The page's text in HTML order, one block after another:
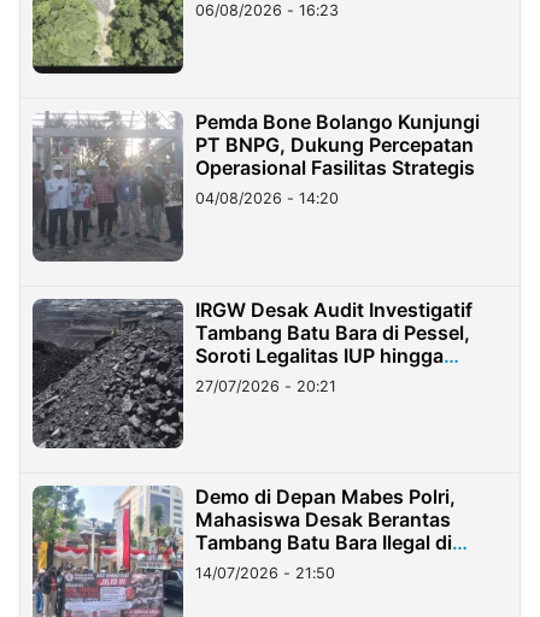
06/08/2026 - 16:23
Pemda Bone Bolango Kunjungi
PT BNPG, Dukung Percepatan
Operasional Fasilitas Strategis
04/08/2026 - 14:20
IRGW Desak Audit Investigatif
Tambang Batu Bara di Pessel,
Soroti Legalitas IUP hingga
Stockpile
27/07/2026 - 20:21
Demo di Depan Mabes Polri,
Mahasiswa Desak Berantas
Tambang Batu Bara Ilegal di
Lampung
14/07/2026 - 21:50